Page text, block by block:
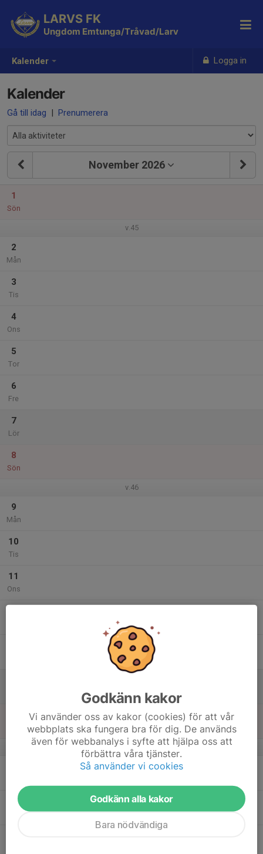
Kalender Logga in
LARVS FK
Ungdom Emtunga/Tråvad/Larv
Kalender
Gå till idag | Prenumerera
November 2026
1
Sön
v.45
2
Mån
3
Tis
4
Ons
5
Tor
6
Fre
7
Lör
8
Sön
v.46
9
Mån
10
Tis
11
Ons
v.47
17
Godkänn kakor
Vi använder oss av kakor (cookies) för att vår
webbplats ska fungera bra för dig. De används
även för webbanalys i syfte att hjälpa oss att
förbättra våra tjänster.
Så använder vi cookies
Godkänn alla kakor
Bara nödvändiga